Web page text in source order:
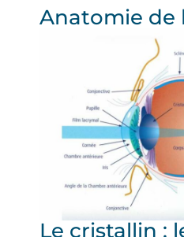
Anatomie de
Le cristallin :